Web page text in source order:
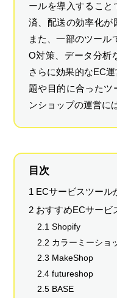
ールを導入すること
済、配送の効率化が
また、一部のツール
O対策、データ分析
さらに効果的なEC
題や目的に合ったツ
ンショップの運営に
目次
1 ECサービスツール
2 おすすめECサービ
2.1 Shopify
2.2 カラーミーショ
2.3 MakeShop
2.4 futureshop
2.5 BASE